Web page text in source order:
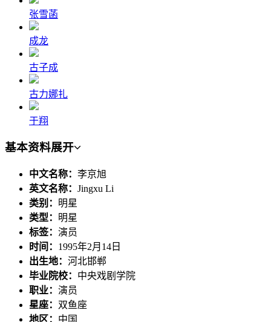
张雪菡
成龙
古子成
古力娜扎
于翔
基本资料展开
中文名称： 李京旭
英文名称： Jingxu Li
类别： 明星
类型： 明星
标签： 演员
时间： 1995年2月14日
出生地： 河北邯郸
毕业院校： 中央戏剧学院
职业： 演员
星座： 双鱼座
地区： 中国